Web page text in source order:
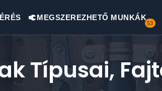
MEGSZEREZHETŐ MUNKÁK
53
Típusai,